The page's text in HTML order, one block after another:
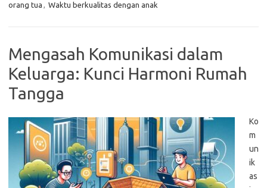
orang tua , Waktu berkualitas dengan anak
Mengasah Komunikasi dalam
Keluarga: Kunci Harmoni Rumah
Tangga
Ko
m
un
ik
as